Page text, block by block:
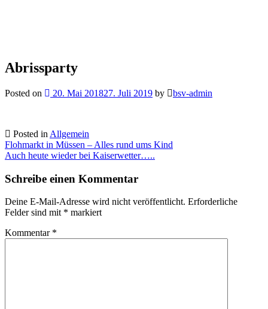
Abrissparty
Posted on 20. Mai 201827. Juli 2019 by bsv-admin
Posted in Allgemein
Beitragsnavigation
Flohmarkt in Müssen – Alles rund ums Kind
Auch heute wieder bei Kaiserwetter…..
Schreibe einen Kommentar
Deine E-Mail-Adresse wird nicht veröffentlicht. Erforderliche
Felder sind mit * markiert
Kommentar *